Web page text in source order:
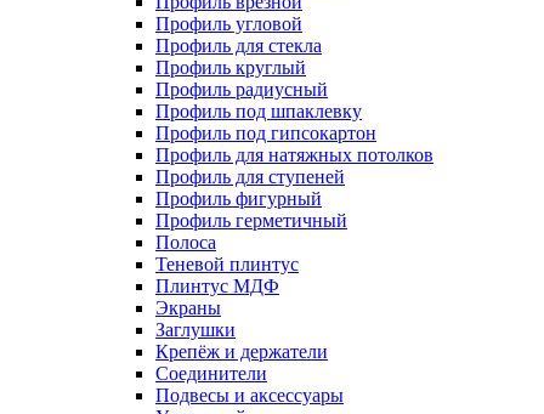
Профиль угловой
Профиль для стекла
Профиль круглый
Профиль радиусный
Профиль под шпаклевку
Профиль под гипсокартон
Профиль для натяжных потолков
Профиль для ступеней
Профиль фигурный
Профиль герметичный
Полоса
Теневой плинтус
Плинтус МДФ
Экраны
Заглушки
Крепёж и держатели
Соединители
Подвесы и аксессуары